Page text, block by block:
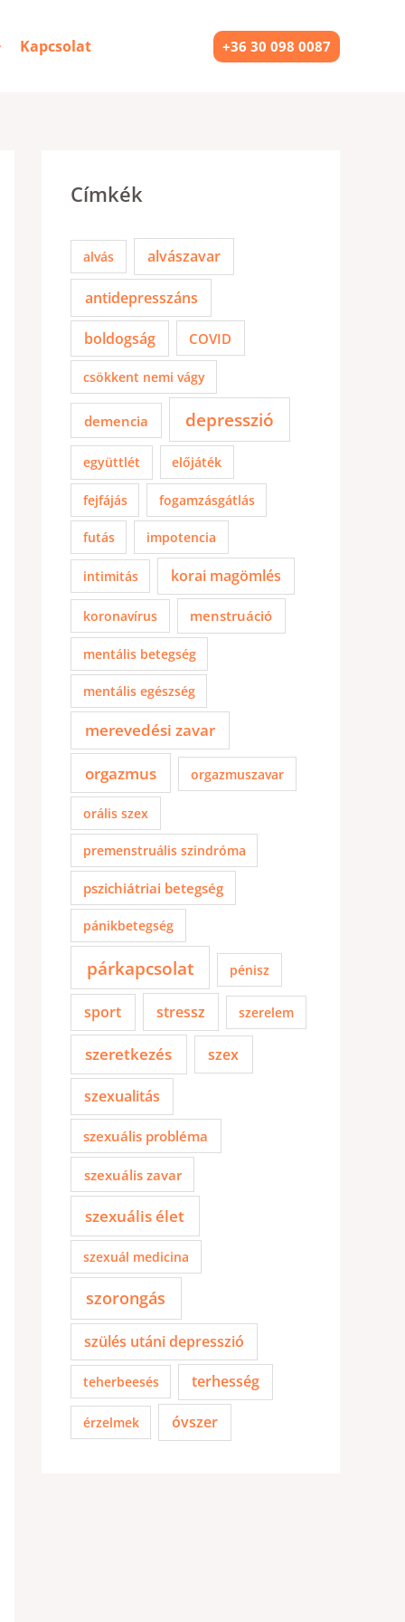
Kapcsolat +36 30 098 0087
Címkék
alvás alvászavar
antidepresszáns
boldogság COVID
csökkent nemi vágy
demencia depresszió
együttlét előjáték
fejfájás fogamzásgátlás
futás impotencia
intimitás korai magömlés
koronavírus menstruáció
mentális betegség
mentális egészség
merevedési zavar
orgazmus orgazmuszavar
orális szex
premenstruális szindróma
pszichiátriai betegség
pánikbetegség
párkapcsolat pénisz
sport stressz szerelem
szeretkezés szex
szexualitás
szexuális probléma
szexuális zavar
szexuális élet
szexuál medicina
szorongás
szülés utáni depresszió
teherbeesés terhesség
érzelmek óvszer